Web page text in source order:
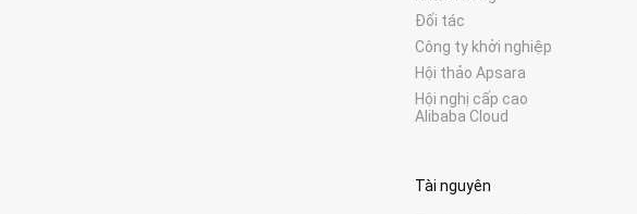
Đối tác
Công ty khởi nghiệp
Hội thảo Apsara
Hội nghị cấp cao
Alibaba Cloud
Tài nguyên